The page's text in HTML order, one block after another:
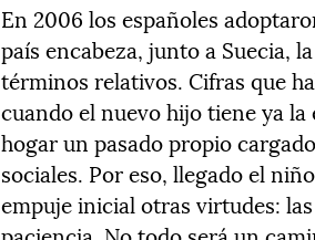
En 2006 los españoles
país encabeza, junto a Suecia,
términos relativos. Cifras que
cuando el nuevo hijo tiene ya
hogar un pasado propio
sociales. Por eso, llegado el
empuje inicial otras virtudes: